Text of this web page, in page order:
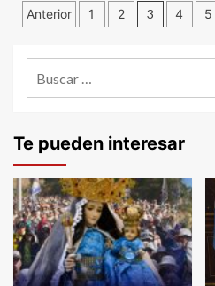
Navegación
entradas
Anterior 1 2 3 4 5
Te pueden interesar